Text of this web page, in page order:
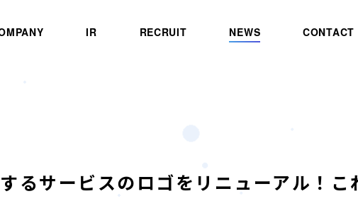
IR RECRUIT NEWS CONTACT
るサービスのロゴをリニューアル！こ